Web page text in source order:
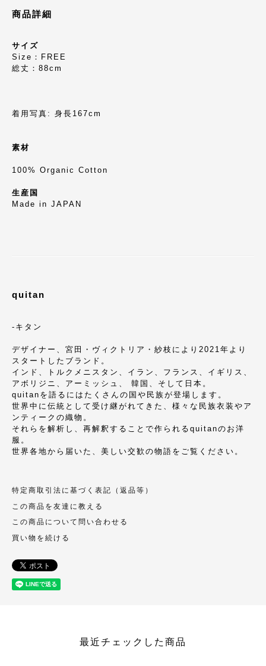
商品詳細
サイズ
Size：FREE
総丈：88cm
着用写真: 身長167cm
素材
100% Organic Cotton
生産国
Made in JAPAN
quitan
-キタン
デザイナー、宮田・ヴィクトリア・紗枝により2021年より
スタートしたブランド。
インド、トルクメニスタン、イラン、フランス、イギリス、
アボリジニ、アーミッシュ、 韓国、そして日本。
quitanを語るにはたくさんの国や民族が登場します。
世界中に伝統として受け継がれてきた、様々な民族衣装やア
ンティークの織物。
それらを解析し、再解釈することで作られるquitanのお洋
服。
世界各地から届いた、美しい交歓の物語をご覧ください。
特定商取引法に基づく表記（返品等）
この商品を友達に教える
この商品について問い合わせる
買い物を続ける
最近チェックした商品